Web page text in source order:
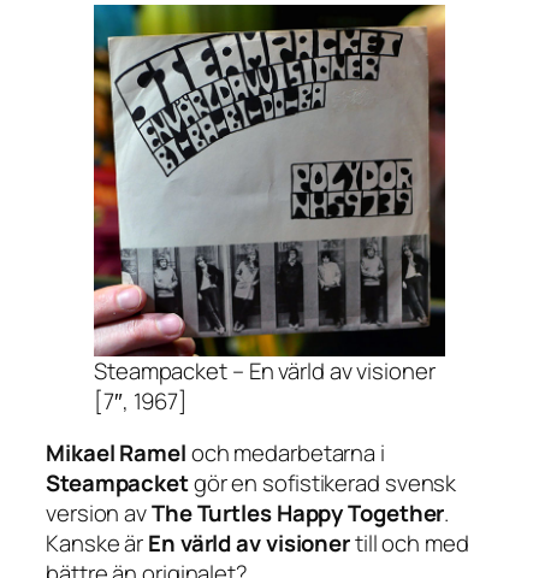
Steampacket – En värld av visioner
[7″, 1967]
Mikael Rameloch medarbetarna i
Steampacketgör en sofistikerad svensk
version avThe TurtlesHappy Together.
Kanske ärEn värld av visionertill och med